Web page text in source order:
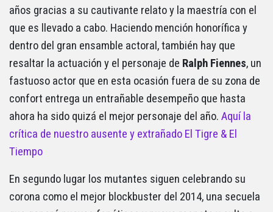
años gracias a su cautivante relato y la maestría con el
que es llevado a cabo. Haciendo mención honorífica y
dentro del gran ensamble actoral, también hay que
resaltar la actuación y el personaje de Ralph Fiennes, un
fastuoso actor que en esta ocasión fuera de su zona de
confort entrega un entrañable desempeño que hasta
ahora ha sido quizá el mejor personaje del año. Aquí la
crítica de nuestro ausente y extrañado El Tigre & El
Tiempo
En segundo lugar los mutantes siguen celebrando su
corona como el mejor blockbuster del 2014, una secuela